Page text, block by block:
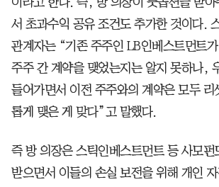
서 초과수익 공유 조건도 추가한 것이다.
관계자는 “기존 주주인 LB인베스트먼트
주주 간 계약을 맺었는지는 알지 못하나,
들어가면서 이전 주주와의 계약은 모두
롭게 맺은 게 맞다”고 말했다.
즉 방 의장은 스틱인베스트먼트 등 사모펀
받으면서 이들의 손실 보전을 위해 개인